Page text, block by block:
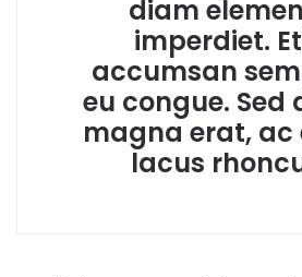
diam
imperdiet.
accumsan
eu congue. Sed
magna erat, ac
lacus